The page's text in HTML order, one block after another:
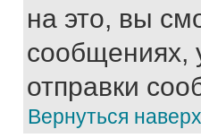
на это, вы
сообщениях,
отправки
Вернуться наверх